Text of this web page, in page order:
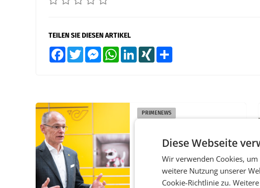
TEILEN SIE DIESEN ARTIKEL
FacebookTwitter MessengerWhatsAppLinkedInXING
PRIMENEWS
Umsatzplus im ersten
Briefgeschäft
WIEN Die Österreichische Post
Diese Webseite
Wir verwenden Cookies,
weitere Nutzung unserer
Cookie-Richtlinie zu.